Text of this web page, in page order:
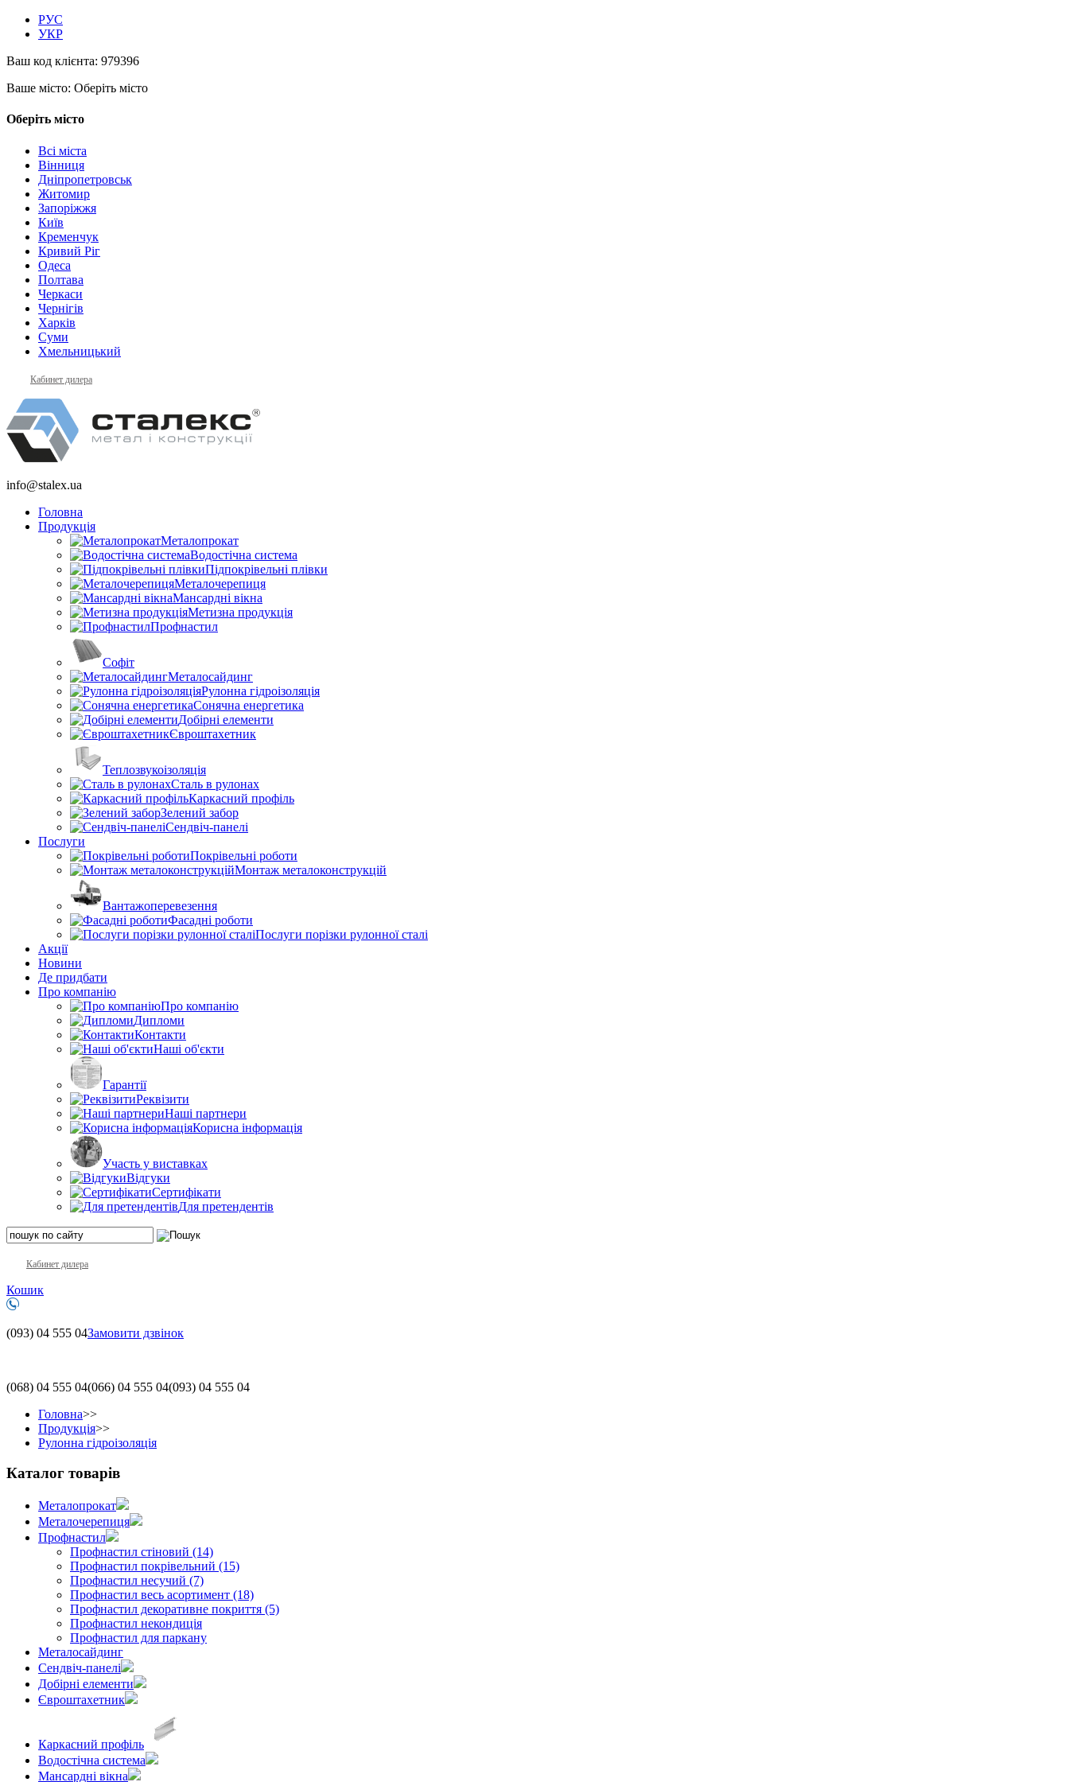
РУС
УКР
Ваш код клієнта: 979396
Ваше місто: Оберіть місто
Оберіть місто
Всі міста
Вінниця
Дніпропетровськ
Житомир
Запоріжжя
Київ
Кременчук
Кривий Ріг
Одеса
Полтава
Черкаси
Чернігів
Харків
Суми
Хмельницький
Кабинет дилера
info@stalex.ua
Головна
Продукція
Металопрокат
Водостічна система
Підпокрівельні плівки
Металочерепиця
Мансардні вікна
Метизна продукція
Профнастил
Софіт
Металосайдинг
Рулонна гідроізоляція
Сонячна енергетика
Добірні елементи
Євроштахетник
Теплозвукоізоляція
Сталь в рулонах
Каркасний профіль
Зелений забор
Сендвіч-панелі
Послуги
Покрівельні роботи
Монтаж металоконструкцій
Вантажоперевезення
Фасадні роботи
Послуги порізки рулонної сталі
Акції
Новини
Де придбати
Про компанію
Про компанію
Дипломи
Контакти
Наші об'єкти
Гарантії
Реквізити
Наші партнери
Корисна інформація
Участь у виставках
Відгуки
Сертифікати
Для претендентів
Кабинет дилера
Кошик
(093) 04 555 04Замовити дзвінок
(068) 04 555 04(066) 04 555 04(093) 04 555 04
Головна>>
Продукція>>
Рулонна гідроізоляція
Каталог товарів
Металопрокат
Металочерепиця
Профнастил
Профнастил стіновий (14)
Профнастил покрівельний (15)
Профнастил несучий (7)
Профнастил весь асортимент (18)
Профнастил декоративне покриття (5)
Профнастил некондиція
Профнастил для паркану
Металосайдинг
Сендвіч-панелі
Добірні елементи
Євроштахетник
Каркасний профіль
Водостічна система
Мансардні вікна